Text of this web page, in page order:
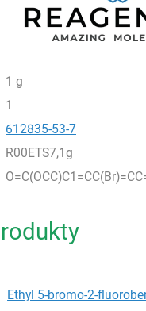
1 g
1
612835-53-7
R00ETS7,1g
Ethyl 5-bromo-2-